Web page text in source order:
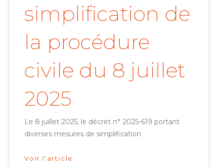
simplification de
la procédure
civile du 8 juillet
2025
Le 8 juillet 2025, le décret n° 2025-619 portant
diverses mesures de simplification
Voir l'article